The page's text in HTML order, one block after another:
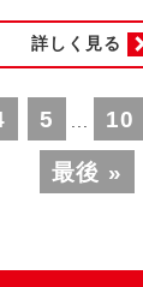
詳しく見る
5 10
最後 »